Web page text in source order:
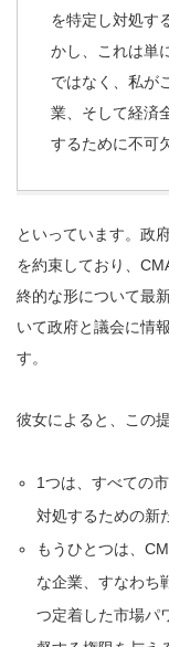
を特定し対処す
かし、これは単
ではなく、私が
業、そして経済
するために不可
といっています。政
を約束しており、
終的な形について最
いて政府と議会に情
す。
彼女によると、この
1つは、すべての
対処するための新
もうひとつは、
な企業、すなわち
つ定着した市場パ